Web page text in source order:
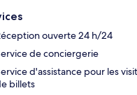
ouverte 24 h/24
de conciergerie
d'assistance pour les
billets